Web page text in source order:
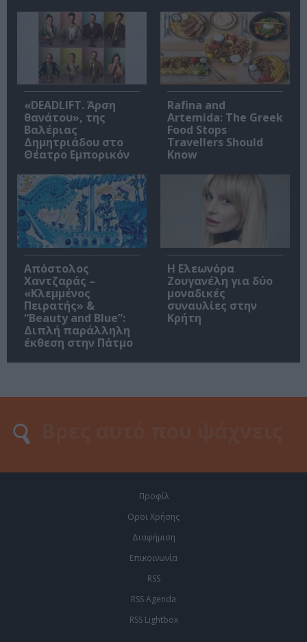
«DEADLIFT. Άρση
θανάτου», της
Βαλέριας
Δημητριάδου στο
Θέατρο Εμπορικόν
Rafina and
Artemida: The Greek
Food Stops
Travellers Should
Know
Απόστολος
Χαντζαράς –
«Κλεμμένος
Πειρατής» &
“Beauty and Blue”:
Διπλή παράλληλη
έκθεση στην Πάτμο
Η Ελεωνόρα
Ζουγανέλη για δύο
μοναδικές
συναυλίες στην
Κρήτη
Προφίλ
Οροι Χρήσης
Διαφήμιση
Επικοινωνία
RSS
RSS Agenda
RSS Lightbox